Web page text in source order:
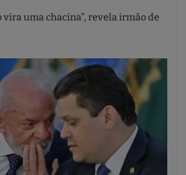
vira uma chacina”, revela irmão de